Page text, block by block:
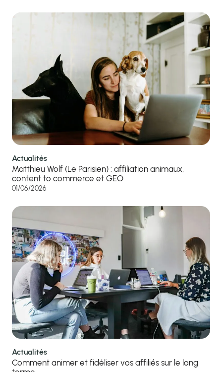
Actualités
Matthieu Wolf (Le Parisien) : affiliation animaux,
content to commerce et GEO
01/06/2026
Actualités
Comment animer et fidéliser vos affiliés sur le long